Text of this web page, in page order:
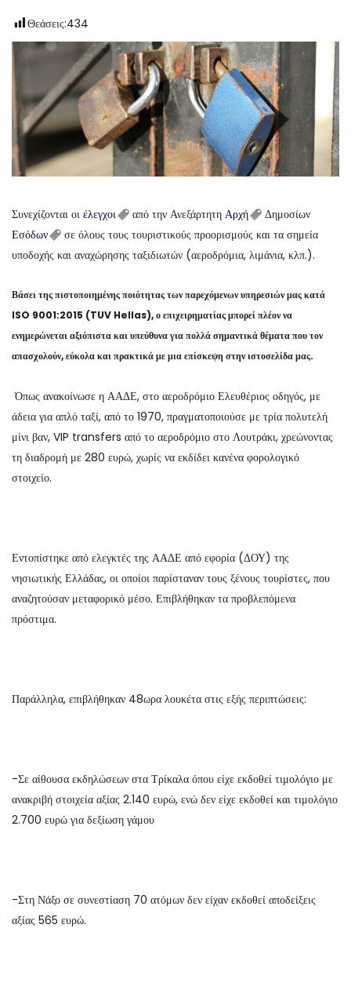
Θεάσεις:434
Συνεχίζονται οι έλεγχοι από την Ανεξάρτητη Αρχή
Δημοσίων
Εσόδων
σε όλους τους τουριστικούς προορισμούς και τα σημεία
υποδοχής και αναχώρησης ταξιδιωτών (αεροδρόμια, λιμάνια, κλπ.).
Βάσει της πιστοποιημένης ποιότητας των παρεχόμενων υπηρεσιών μας κατά
ISO 9001:2015 (TUV Hellas), ο επιχειρηματίας μπορεί πλέον να
ενημερώνεται αξιόπιστα και υπεύθυνα για πολλά σημαντικά θέματα που τον
απασχολούν, εύκολα και πρακτικά με μια επίσκεψη στην ιστοσελίδα μας.
Όπως ανακοίνωσε η ΑΑΔΕ, στο αεροδρόμιο Ελευθέριος οδηγός, με
άδεια για απλό ταξί, από το 1970, πραγματοποιούσε με τρία πολυτελή
μίνι βαν, VIP transfers από το αεροδρόμιο στο Λουτράκι, χρεώνοντας
τη διαδρομή με 280 ευρώ, χωρίς να εκδίδει κανένα φορολογικό
στοιχείο.
Εντοπίστηκε από ελεγκτές της ΑΑΔΕ από εφορία (ΔΟΥ) της
νησιωτικής Ελλάδας, οι οποίοι παρίσταναν τους ξένους τουρίστες, που
αναζητούσαν μεταφορικό μέσο. Επιβλήθηκαν τα προβλεπόμενα
πρόστιμα.
Παράλληλα, επιβλήθηκαν 48ωρα λουκέτα στις εξής περιπτώσεις:
-Σε αίθουσα εκδηλώσεων στα Τρίκαλα όπου είχε εκδοθεί τιμολόγιο με
ανακριβή στοιχεία αξίας 2.140 ευρώ, ενώ δεν είχε εκδοθεί και τιμολόγιο
2.700 ευρώ για δεξίωση γάμου
-Στη Νάξο σε συνεστίαση 70 ατόμων δεν είχαν εκδοθεί αποδείξεις
αξίας 565 ευρώ.